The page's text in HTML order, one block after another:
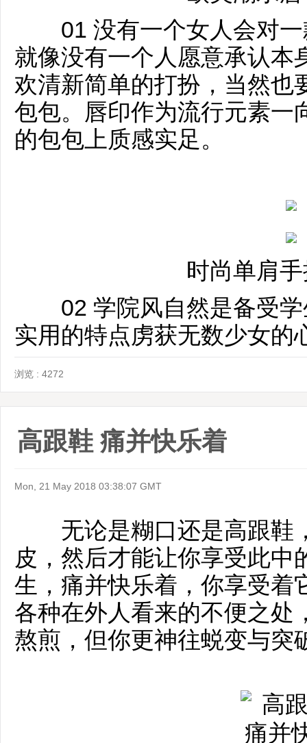
01 没有一个女人会对一
就像没有一个人愿意承认本
欢清新简单的打扮，当然也
包包。唇印作为流行元素一
的包包上质感实足。
时尚单肩
02 学院风自然是备受学
实用的特点虏获无数少女的
浏览 : 4272
高跟鞋 痛并快乐着
Mon, 21 May 2018 03:38:07 GMT
无论是糊口还是高跟鞋
皮，然后才能让你享受此中
生，痛并快乐着，你享受着
各种在外人看来的不便之处
熬煎，但你更神往蜕变与突